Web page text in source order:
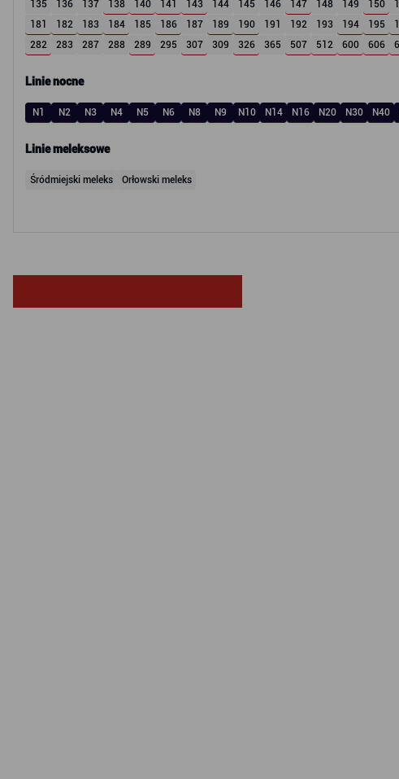
135
136 137 138 140 141 143 144 145 146 147 148 149 150
181
182 183 184 185 186 187 189 190 191 192 193 194 195
282
283 287 288 289 295 307 309 326 365 507 512 600 606
Linie nocne
N1 N2 N3 N4 N5 N6 N8 N9 N10 N14 N16 N20 N30 N40
Linie meleksowe
Śródmiejski meleks Orłowski meleks